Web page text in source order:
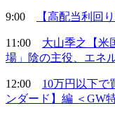
9:00 【高配当利回
11:00 大山季之【米
場」陰の主役、エネ
12:00 10万円以下で
ンダード】編 ＜GW